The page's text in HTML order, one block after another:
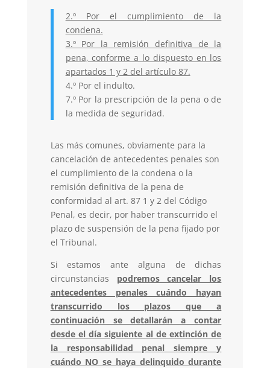
2.º Por el cumplimiento de la
condena.
3.º Por la remisión definitiva de la
pena, conforme a lo dispuesto en los
apartados 1 y 2 del artículo 87.
4.º Por el indulto.
7.º Por la prescripción de la pena o de
la medida de seguridad.
Las más comunes, obviamente para la
cancelación de antecedentes penales son
el cumplimiento de la condena o la
remisión definitiva de la pena de
conformidad al art. 87 1 y 2 del Código
Penal, es decir, por haber transcurrido el
plazo de suspensión de la pena fijado por
el Tribunal.
Si estamos ante alguna de dichas
circunstancias podremos cancelar los
antecedentes penales cuándo hayan
transcurrido los plazos que a
continuación se detallarán a contar
desde el día siguiente al de extinción de
la responsabilidad penal siempre y
cuándo NO se haya delinquido durante